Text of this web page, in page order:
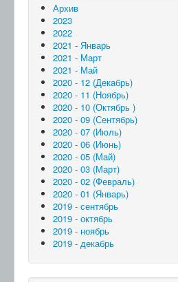
Архив
2023
2022
2021 - Январь
2021 - Март
2021 - Май
2020 - 12 (Декабрь)
2020 - 11 (Ноябрь)
2020 - 10 (Октябрь )
2020 - 09 (Сентябрь)
2020 - 07 (Июль)
2020 - 06 (Июнь)
2020 - 05 (Май)
2020 - 03 (Март)
2020 - 02 (Февраль)
2020 - 01 (Январь)
2019 - сентябрь
2019 - октябрь
2019 - ноябрь
2019 - декабрь